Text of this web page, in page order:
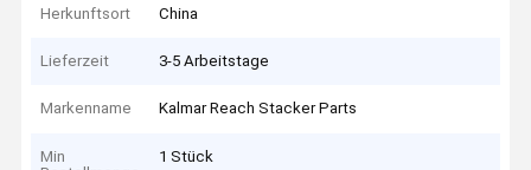
Herkunftsort China
Lieferzeit 3-5 Arbeitstage
Markenname Kalmar Reach Stacker Parts
Min
1 Stück